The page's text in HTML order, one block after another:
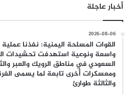
أخبار عاجلة
2026-08-06
القوات المسلحة اليمنية: نفذنا
واسعة ونوعية استهدفت تحشيدات
السعودي في مناطق الرويك والعبر
ومعسكرات أخرى تابعة لما يسمى
والثالثة طوارئ